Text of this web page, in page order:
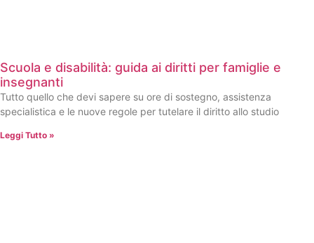
Scuola e disabilità: guida ai diritti per famiglie e
insegnanti
Tutto quello che devi sapere su ore di sostegno, assistenza
specialistica e le nuove regole per tutelare il diritto allo studio
Leggi Tutto »